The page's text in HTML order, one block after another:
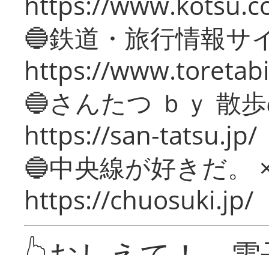
🔵鉄道・旅行情報サ
https://
🔵さんたつ ｂｙ 散
https://san-tatsu.jp/
🔵中央線が好きだ。
https://chuosuki.jp/